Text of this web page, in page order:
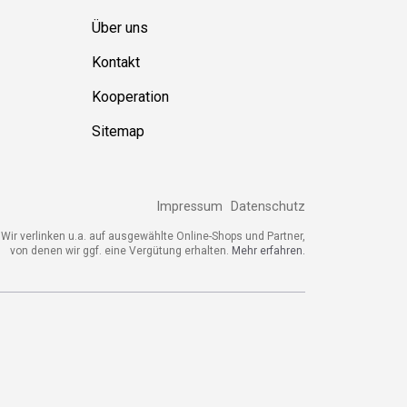
Über uns
Kontakt
Kooperation
Sitemap
Impressum Datenschutz
verlinken u.a. auf ausgewählte Online-Shops und Partner,
von denen wir ggf. eine Vergütung erhalten. Mehr erfahren.